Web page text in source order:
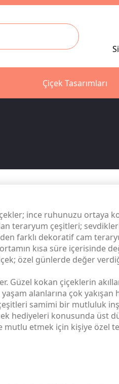
Çiçek Tasarımları
ince ruhunuzu ortaya
teraryum çeşitleri;
farklı dekoratif cam
kısa süre içerisinde
özel günlerde değer
kokan çiçeklerin
alanlarına çok yakışan
samimi bir mutluluk
hediyeleri konusunda üst
mutlu etmek için kişiye özel